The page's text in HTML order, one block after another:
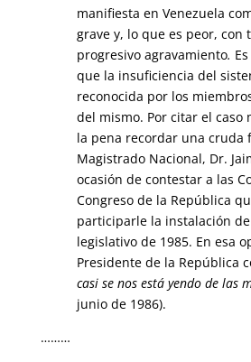
manifiesta en Venezuela
grave y, lo que es peor, con
progresivo agravamiento.
que la insuficiencia del
recono­cida por los
del mismo. Por citar el caso
la pena recordar una cruda
Magistrado Nacional, Dr.
ocasión de contestar a las
Congreso de la República
participarle la instalación
legislativo de 1985. En esa
Presidente de la República
casi se nos está yendo de las
junio de 1986).
………